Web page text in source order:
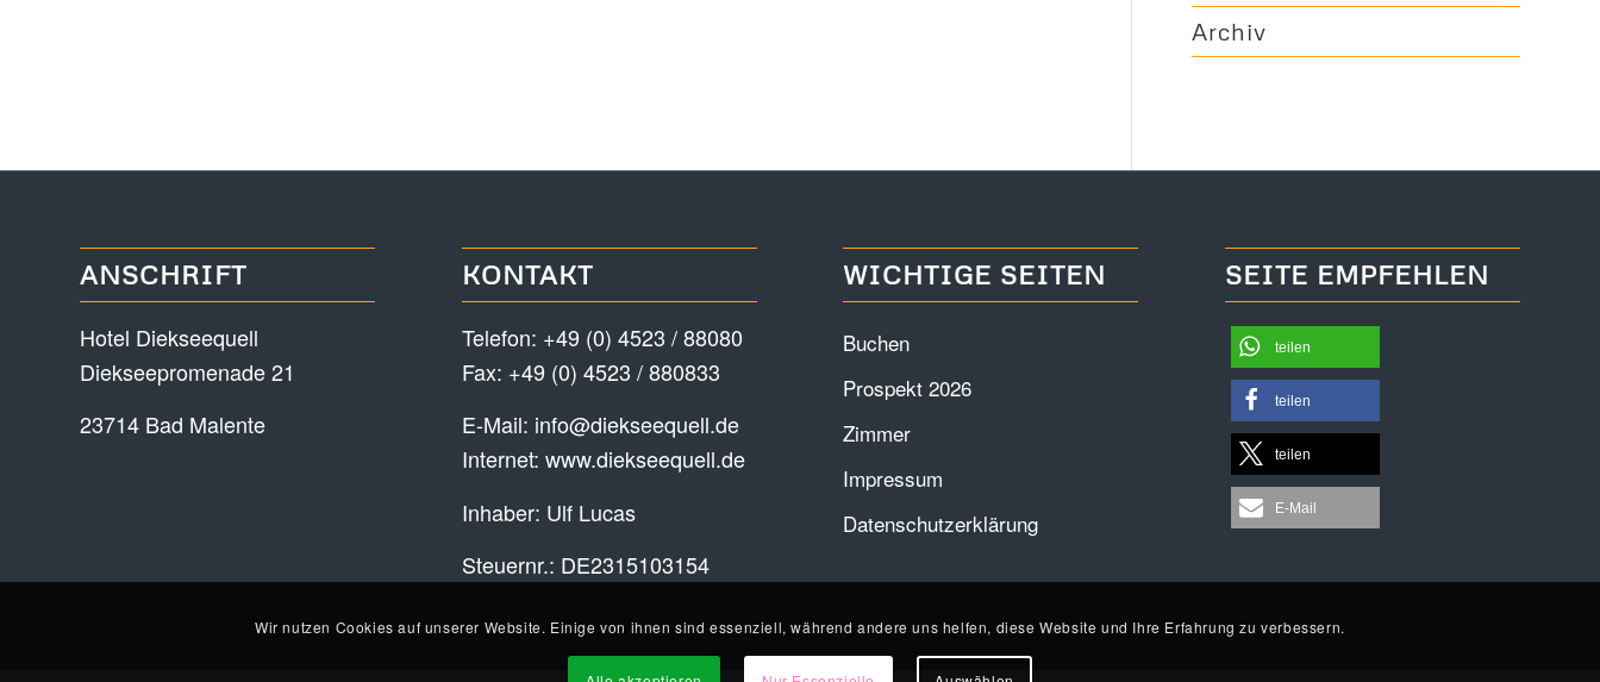
Archiv
ANSCHRIFT
Hotel Diekseequell
Diekseepromenade 21
23714 Bad Malente
KONTAKT
Telefon: +49 (0) 4523 / 88080
Fax: +49 (0) 4523 / 880833
E-Mail: info@diekseequell.de
Internet: www.diekseequell.de
Inhaber: Ulf Lucas
Steuernr.: DE2315103154
WICHTIGE SEITEN
Buchen
Prospekt 2026
Zimmer
Impressum
Datenschutzerklärung
SEITE EMPFEHLEN
teilen
teilen
teilen
E-Mail
Wir nutzen Cookies auf unserer Website. Einige von ihnen sind essenziell, während andere uns helfen, diese Website und Ihre Erfahrung zu verbessern.